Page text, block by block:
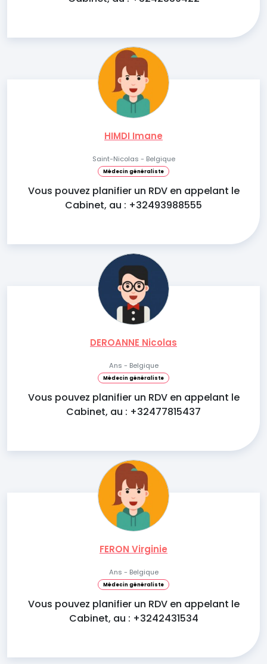
HIMDI Imane
Saint-Nicolas - Belgique
Médecin généraliste
Vous pouvez planifier un RDV en appelant le
Cabinet, au : +32493988555
DEROANNE Nicolas
Ans - Belgique
Médecin généraliste
Vous pouvez planifier un RDV en appelant le
Cabinet, au : +32477815437
FERON Virginie
Ans - Belgique
Médecin généraliste
Vous pouvez planifier un RDV en appelant le
Cabinet, au : +3242431534